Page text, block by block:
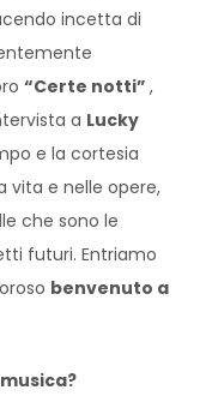
incetta di
“Certe notti”,
a Lucky
e la cortesia
vita e nelle opere,
che sono le
futuri. Entriamo
benvenuto a